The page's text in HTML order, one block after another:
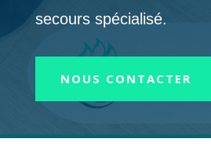
secours spécialisé.
NOUS CONTACTER